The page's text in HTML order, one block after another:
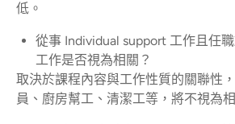
低。
從事 Individual support 工作且任
工作是否視為相關？
取決於課程內容與工作性質的關聯性
員、廚房幫工、清潔工等，將不視為